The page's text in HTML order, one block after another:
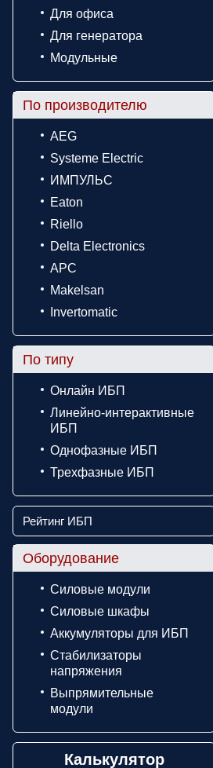
Для офиса
Для генератора
Модульные
По производителю
AEG
Systeme Electric
ИМПУЛЬС
Eaton
Riello
Delta Electronics
APC
Makelsan
Invertomatic
По типу
Онлайн ИБП
Линейно-интерактивные
ИБП
Однофазные ИБП
Трехфазные ИБП
Рейтинг ИБП
Оборудование
Силовые модули
Силовые шкафы
Аккумуляторы для ИБП
Стабилизаторы
напряжения
Выпрямительные
модули
Калькулятор